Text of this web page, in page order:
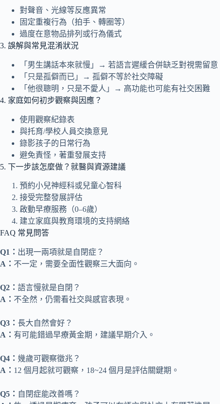
對聲音、光線等反應異常
固定重複行為（拍手、轉圈等）
過度在意物品排列或行為儀式
3. 誤解與常見混淆狀況
「男生講話本來就慢」→ 若語言遲緩合併缺乏對視需留意
「只是孤僻而已」→ 孤僻不等於社交障礙
「他很聰明，只是不愛人」→ 高功能也可能有社交困難
4. 家庭如何初步觀察與因應？
使用觀察紀錄表
與托育/學校人員交換意見
錄影孩子的日常行為
避免責怪，著重發展支持
5. 下一步該怎麼做？就醫與資源建議
預約小兒神經科或兒童心智科
接受完整發展評估
啟動早療服務（0–6歲）
建立家庭與教育環境的支持網絡
FAQ 常見問答
Q1： 出現一兩項就是自閉症？
A： 不一定，需要全面性觀察三大面向。
Q2： 語言慢就是自閉？
A： 不全然，仍需看社交與感官表現。
Q3： 長大自然會好？
A： 有可能錯過早療黃金期，建議早期介入。
Q4： 幾歲可觀察徵兆？
A： 12 個月起就可觀察，18~24 個月是評估關鍵期。
Q5： 自閉症能改善嗎？